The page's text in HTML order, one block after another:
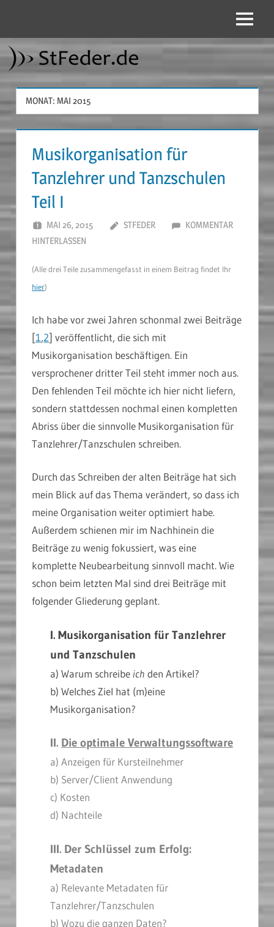
springen
Menü
MONAT: MAI 2015
Musikorganisation für
Tanzlehrer und Tanzschulen
Teil I
MAI 26, 2015 STFEDER
KOMMENTAR
HINTERLASSEN
(Alle drei Teile zusammengefasst in einem Beitrag findet Ihr
hier)
Ich habe vor zwei Jahren schonmal zwei Beiträge
[1,2] veröffentlicht, die sich mit
Musikorganisation beschäftigen. Ein
versprochener dritter Teil steht immer noch aus.
Den fehlenden Teil möchte ich hier nicht liefern,
sondern stattdessen nochmal einen kompletten
Abriss über die sinnvolle Musikorganisation für
Tanzlehrer/Tanzschulen schreiben.
Durch das Schreiben der alten Beiträge hat sich
mein Blick auf das Thema verändert, so dass ich
meine Organisation weiter optimiert habe.
Außerdem schienen mir im Nachhinein die
Beiträge zu wenig fokussiert, was eine
komplette Neubearbeitung sinnvoll macht. Wie
schon beim letzten Mal sind drei Beiträge mit
folgender Gliederung geplant.
I. Musikorganisation für Tanzlehrer
und Tanzschulen
a) Warum schreibe ich den Artikel?
b) Welches Ziel hat (m)eine
Musikorganisation?
II. Die optimale Verwaltungssoftware
a) Anzeigen für Kursteilnehmer
b) Server/Client Anwendung
c) Kosten
d) Nachteile
III. Der Schlüssel zum Erfolg:
Metadaten
a) Relevante Metadaten für
Tanzlehrer/Tanzschulen
b) Wozu die ganzen Daten?